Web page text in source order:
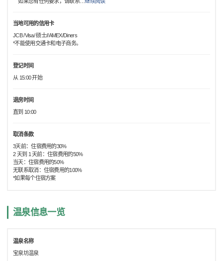
当地可用的信用卡
JCB /Visa/ 硕士//AMEX/Diners
*不能使用交通卡和电子商务。
登记时间
从 15:00 开始
退房时间
直到 10:00
取消条款
3天前：住宿费用的30%
2 天到 1 天前：住宿费用的50%
当天：住宿费用的50%
无联系取消：住宿费用的100%
*如果每个住宿方案
温泉信息一览
温泉名称
宝泉坊温泉